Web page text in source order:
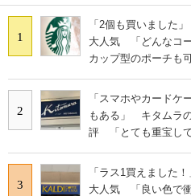
1
「2個も買いました
大人気 「どんなコ
カップ型のポーチも
2
「スマホやカードケ
もある」 キタムラ
評 「とても重宝して
3
「ラス1買えました
大人気 「良い色で